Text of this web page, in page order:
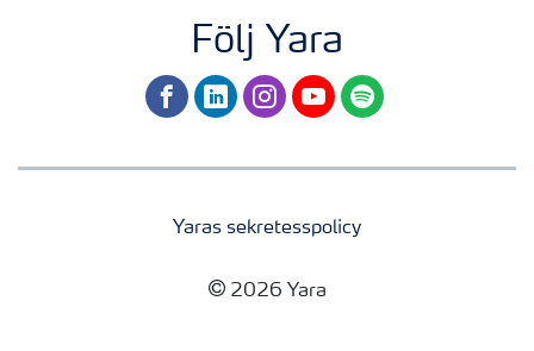
Följ Yara
facebooklinkedininstagram
youtubespotify
Yaras sekretesspolicy
2026 Yara